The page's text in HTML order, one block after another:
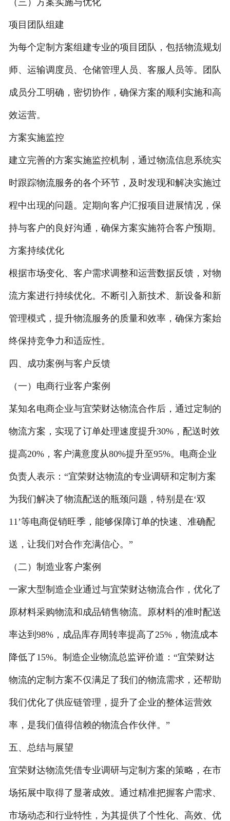
项目团队组建
为每个定制方案组建专业的项目团队，包括物流规划
师、运输调度员、仓储管理人员、客服人员等。团队
成员分工明确，密切协作，确保方案的顺利实施和高
效运营。
方案实施监控
建立完善的方案实施监控机制，通过物流信息系统实
时跟踪物流服务的各个环节，及时发现和解决实施过
程中出现的问题。定期向客户汇报项目进展情况，保
持与客户的良好沟通，确保方案实施符合客户预期。
方案持续优化
根据市场变化、客户需求调整和运营数据反馈，对物
流方案进行持续优化。不断引入新技术、新设备和新
管理模式，提升物流服务的质量和效率，确保方案始
终保持竞争力和适应性。
四、成功案例与客户反馈
（一）电商行业客户案例
某知名电商企业与宜荣财达物流合作后，通过定制的
物流方案，实现了订单处理速度提升30%，配送时效
提高20%，客户满意度从80%提升至95%。电商企业
负责人表示：“宜荣财达物流的专业调研和定制方案
为我们解决了物流配送的瓶颈问题，特别是在‘双
11’等电商促销旺季，能够保障订单的快速、准确配
送，让我们对合作充满信心。”
（二）制造业客户案例
一家大型制造企业通过与宜荣财达物流合作，优化了
原材料采购物流和成品销售物流。原材料的准时配送
率达到98%，成品库存周转率提高了25%，物流成本
降低了15%。制造企业物流总监评价道：“宜荣财达
物流的定制方案不仅满足了我们的物流需求，还帮助
我们优化了供应链管理，提升了企业的整体运营效
率，是我们值得信赖的物流合作伙伴。”
五、总结与展望
宜荣财达物流凭借专业调研与定制方案的策略，在市
场拓展中取得了显著成效。通过精准把握客户需求、
市场动态和行业特性，为其提供了个性化、高效、优